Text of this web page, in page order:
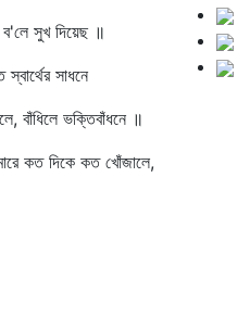
সুখ দিয়েছ ॥
সাধনে
ভক্তিবাঁধনে ॥
কত দিকে কত খোঁজালে,